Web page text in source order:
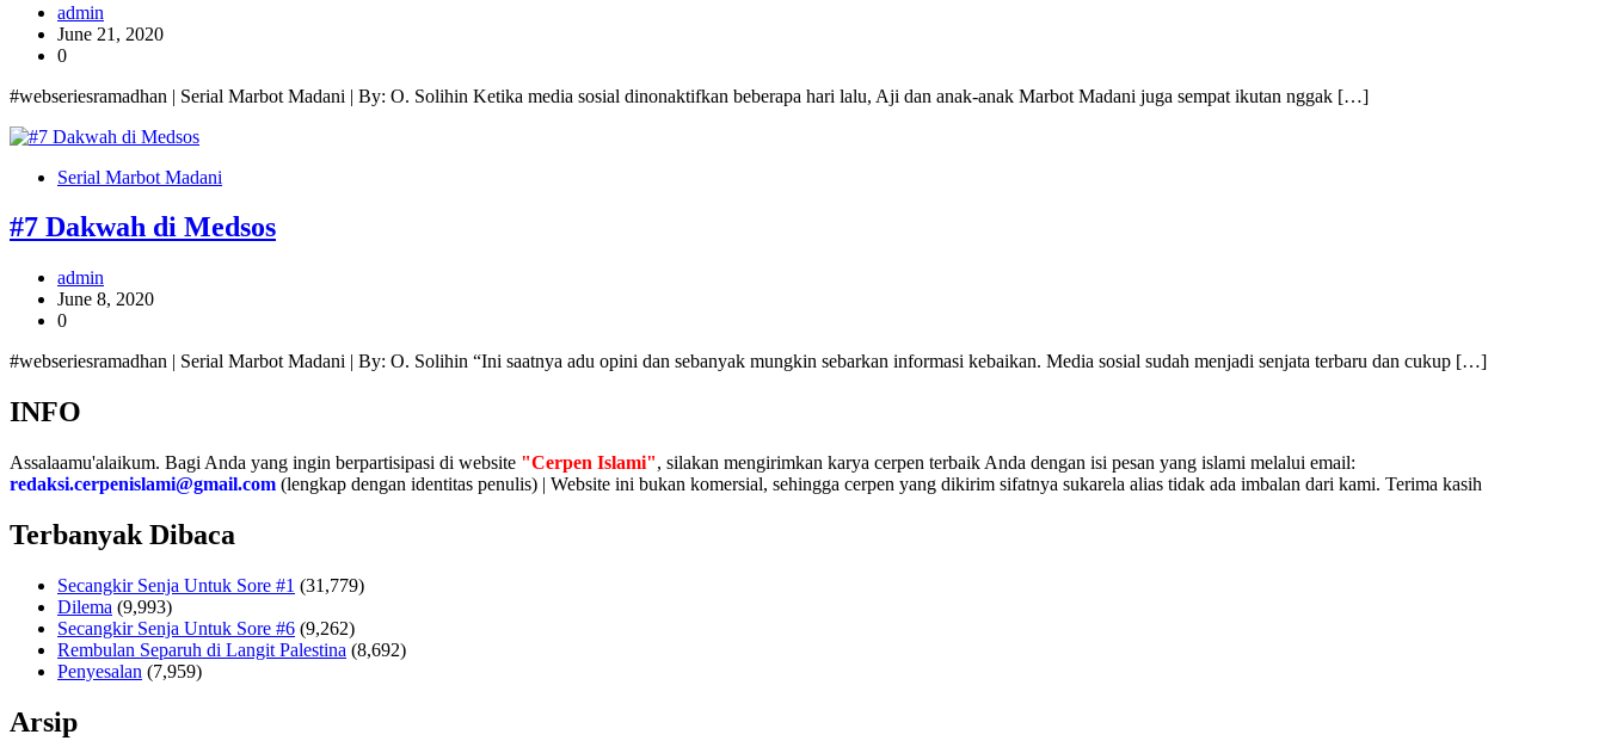
admin
June 21, 2020
0
#webseriesramadhan | Serial Marbot Madani | By: O. Solihin Ketika media sosial dinonaktifkan beberapa hari lalu, Aji dan anak-anak Marbot Madani juga sempat ikutan nggak […]
Serial Marbot Madani
#7 Dakwah di Medsos
admin
June 8, 2020
0
#webseriesramadhan | Serial Marbot Madani | By: O. Solihin “Ini saatnya adu opini dan sebanyak mungkin sebarkan informasi kebaikan. Media sosial sudah menjadi senjata terbaru dan cukup […]
INFO
Assalaamu'alaikum. Bagi Anda yang ingin berpartisipasi di website "Cerpen Islami", silakan mengirimkan karya cerpen terbaik Anda dengan isi pesan yang islami melalui email:
redaksi.cerpenislami@gmail.com (lengkap dengan identitas penulis) | Website ini bukan komersial, sehingga cerpen yang dikirim sifatnya sukarela alias tidak ada imbalan dari kami. Terima kasih
Terbanyak Dibaca
Secangkir Senja Untuk Sore #1 (31,779)
Dilema (9,993)
Secangkir Senja Untuk Sore #6 (9,262)
Rembulan Separuh di Langit Palestina (8,692)
Penyesalan (7,959)
Arsip